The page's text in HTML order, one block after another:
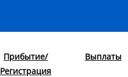
Прибытие/
Регистрация
Выплаты